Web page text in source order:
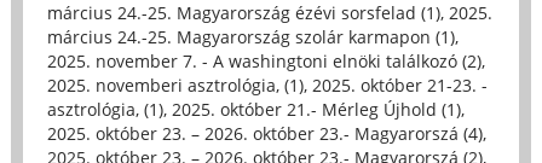
március 24.-25. Magyarország ézévi sorsfelad (1), 2025.
március 24.-25. Magyarország szolár karmapon (1),
2025. november 7. - A washingtoni elnöki találkozó (2),
2025. novemberi asztrológia, (1), 2025. október 21-23. -
asztrológia, (1), 2025. október 21.- Mérleg Újhold (1),
2025. október 23. – 2026. október 23.- Magyarorszá (4),
2025. október 23. – 2026. október 23.- Magyarorszá (2),